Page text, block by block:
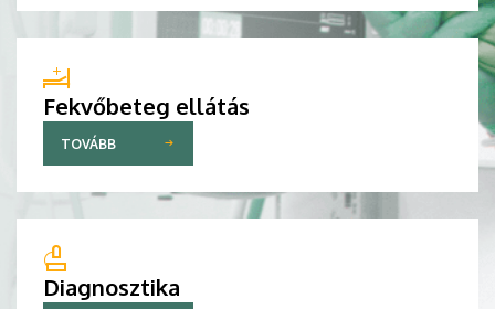
Fekvőbeteg ellátás
TOVÁBB
Diagnosztika